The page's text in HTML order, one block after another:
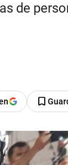
de